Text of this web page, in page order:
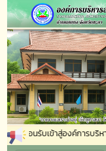
ยินดีต้อนรับเข้าสู่องค์การบริหาร